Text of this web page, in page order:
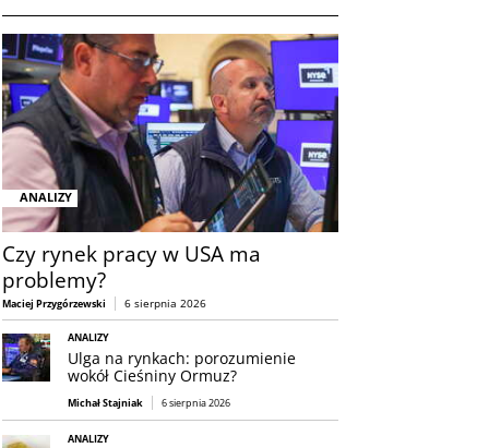
ANALIZY
Czy rynek pracy w USA ma
problemy?
Maciej Przygórzewski 6 sierpnia 2026
ANALIZY
Ulga na rynkach: porozumienie
wokół Cieśniny Ormuz?
Michał Stajniak 6 sierpnia 2026
ANALIZY